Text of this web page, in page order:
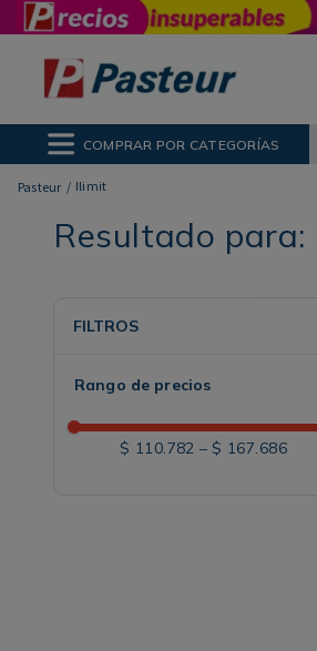
COMPRAR POR CATEGORÍAS
Ilimit
Resultado para:
FILTROS
Rango de precios
$ 110.782 – $ 167.686
MÁS BUSCADOS
Solar